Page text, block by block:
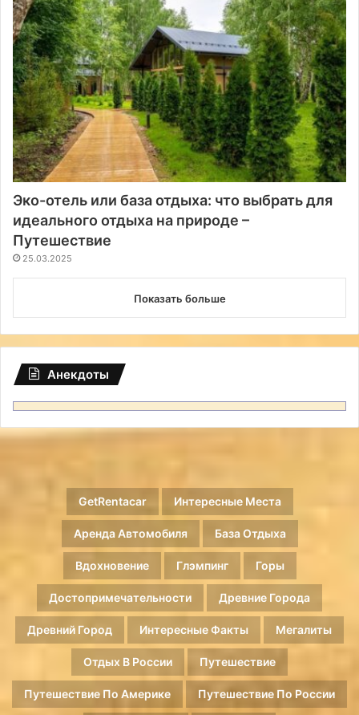
Эко-отель или база отдыха: что выбрать для
идеального отдыха на природе –
Путешествие
25.03.2025
Показать больше
Анекдоты
GetRentacar Интересные Места
Аренда Автомобиля База Отдыха
Вдохновение Глэмпинг Горы
Достопримечательности Древние Города
Древний Город Интересные Факты Мегалиты
Отдых В России Путешествие
Путешествие По Америке Путешествие По России